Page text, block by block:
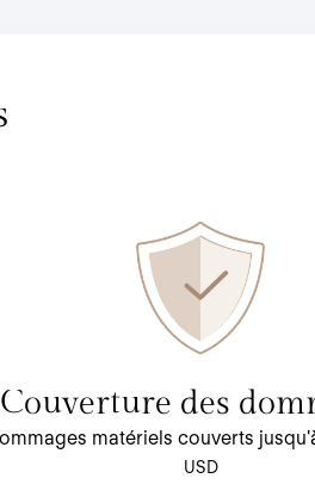
Couverture des
matériels couverts
USD